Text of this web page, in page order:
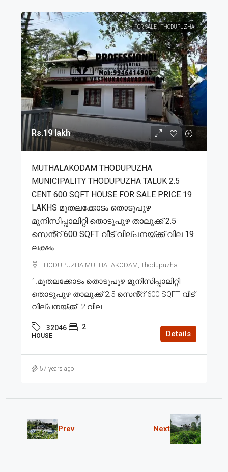
FOR SALE THODUPUZHA
Rs.19 lakh
MUTHALAKODAM THODUPUZHA
MUNICIPALITY THODUPUZHA TALUK 2.5
CENT 600 SQFT HOUSE FOR SALE PRICE 19
LAKHS മുതലക്കോടം തൊടുപുഴ
മുനിസിപ്പാലിറ്റി തൊടുപുഴ താലൂക്ക് 2.5
സെൻ്റ് 600 SQFT വീട് വില്പനയ്ക്ക് വില 19
ലക്ഷം
THODUPUZHA,MUTHALAKODAM, Thodupuzha
1.മുതലക്കോടം തൊടുപുഴ മുനിസിപ്പാലിറ്റി
തൊടുപുഴ താലൂക്ക് 2.5 സെൻ്റ് 600 SQFT വീട്
വില്പനയ്ക്ക്. 2.വില...
32046 2
HOUSE Details
57 years ago
Prev Next